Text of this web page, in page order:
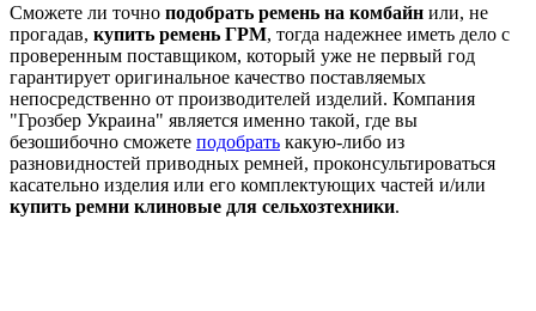
Сможете ли точно подобрать ремень на комбайн или, не
прогадав, купить ремень ГРМ, тогда надежнее иметь дело с
проверенным поставщиком, который уже не первый год
гарантирует оригинальное качество поставляемых
непосредственно от производителей изделий. Компания
"Грозбер Украина" является именно такой, где вы
безошибочно сможете подобрать какую-либо из
разновидностей приводных ремней, проконсультироваться
касательно изделия или его комплектующих частей и/или
купить ремни клиновые для сельхозтехники.